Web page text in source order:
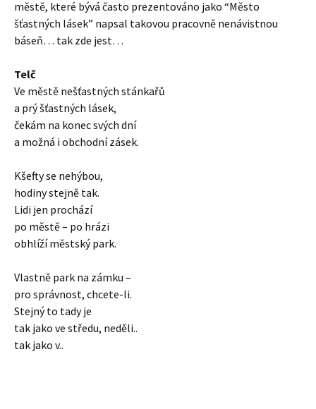
městě, které bývá často prezentováno jako “Město
šťastných lásek” napsal takovou pracovně nenávistnou
báseň… tak zde jest…
Telč
Ve městě nešťastných stánkařů
a prý šťastných lásek,
čekám na konec svých dní
a možná i obchodní zásek.
Kšefty se nehýbou,
hodiny stejně tak.
Lidi jen prochází
po městě – po hrázi
obhlíží městský park.
Vlastně park na zámku –
pro správnost, chcete-li.
Stejný to tady je
tak jako ve středu, neděli..
tak jako v..